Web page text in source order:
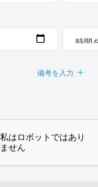
備考を入力